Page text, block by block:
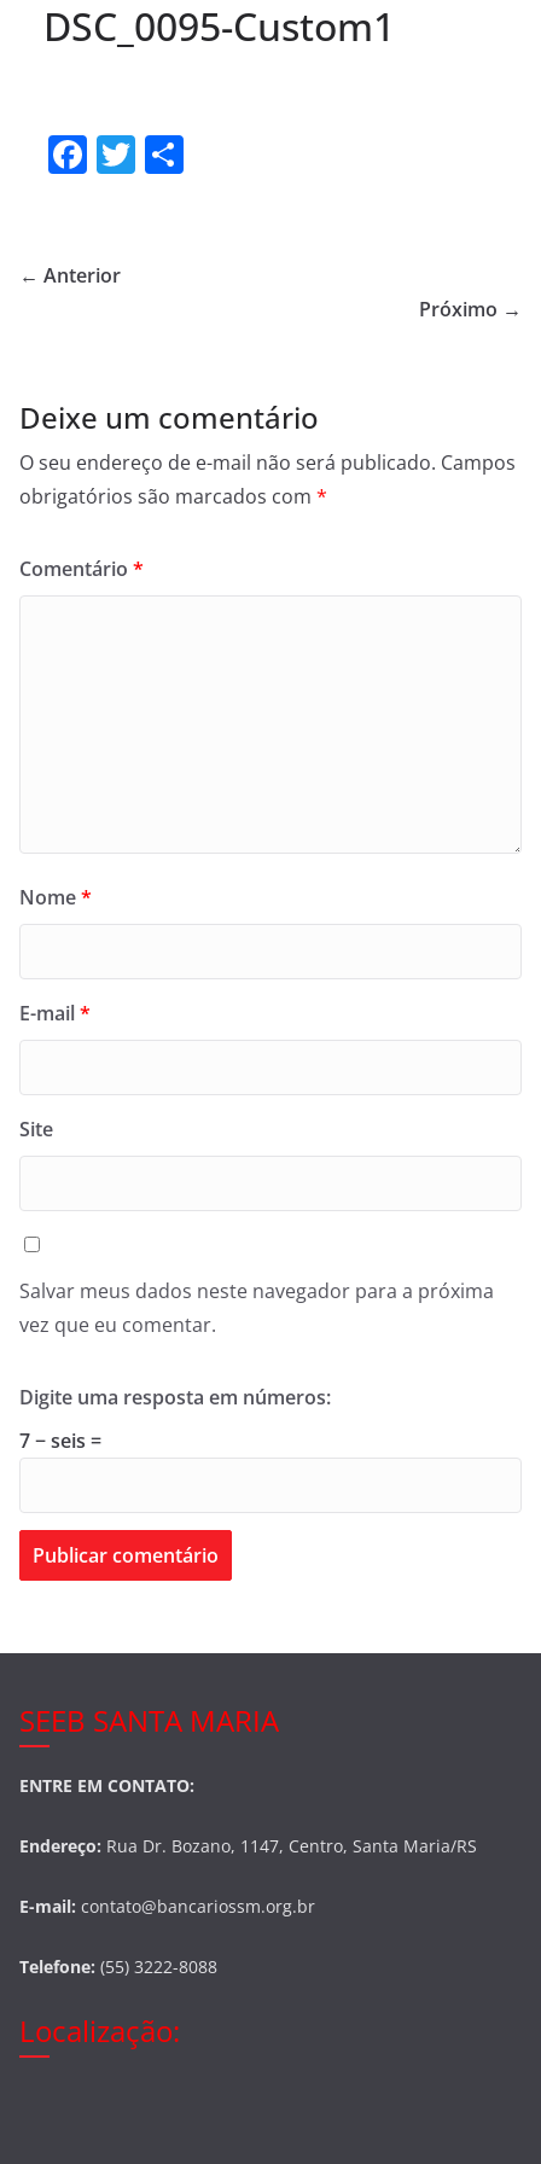
DSC_0095-Custom1
F
e
k
T
← Anterior
Próximo →
Deixe um comentário
O seu endereço de e-mail não será publicado. Campos
obrigatórios são marcados com *
Comentário *
Nome*
E-mail*
Site
Salvar meus dados neste navegador para a próxima
vez que eu comentar.
Digite uma resposta em números:
7 − seis =
SEEB SANTA MARIA
ENTRE EM CONTATO:
Endereço: Rua Dr. Bozano, 1147, Centro, Santa Maria/RS
E-mail: contato@bancariossm.org.br
Telefone: (55) 3222-8088
Localização: